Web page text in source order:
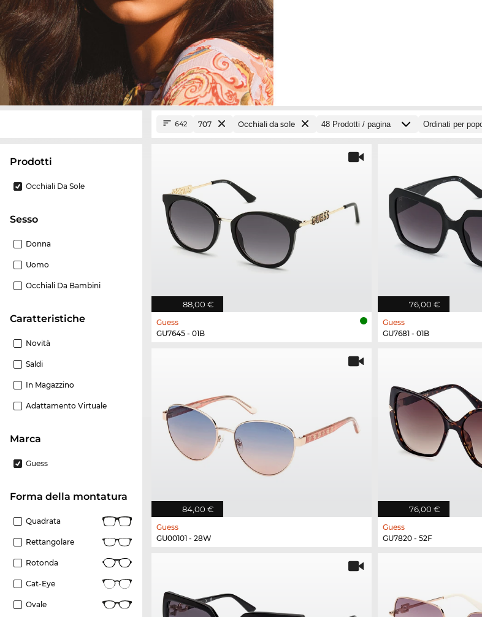
Prodotti
Occhiali Da Sole
Sesso
Donna
Uomo
Occhiali Da Bambini
Caratteristiche
Novità
Saldi
In Magazzino
Adattamento Virtuale
Marca
Guess
forma della montatura
Quadrata
Rettangolare
Rotonda
Cat-Eye
Ovale
642 707 Occhiali da sole
88,00 €
Guess
GU7645 - 01B
76,00 €
Guess
GU7681 - 01B
84,00 €
Guess
GU00101 - 28W
76,00 €
Guess
GU7820 - 52F